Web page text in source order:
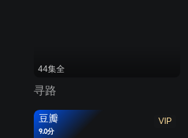
44集全
寻路
VIP
豆瓣
9.0分